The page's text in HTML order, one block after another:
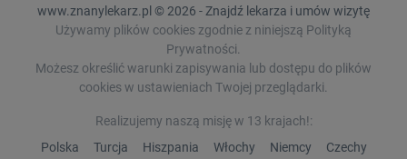
www.znanylekarz.pl © 2026 - Znajdź lekarza i umów wizytę
Używamy plików cookies zgodnie z niniejszą Polityką
Prywatności.
Możesz określić warunki zapisywania lub dostępu do plików
cookies w ustawieniach Twojej przeglądarki.
Realizujemy naszą misję w 13 krajach!:
Polska
Turcja Hiszpania Włochy Niemcy Czechy